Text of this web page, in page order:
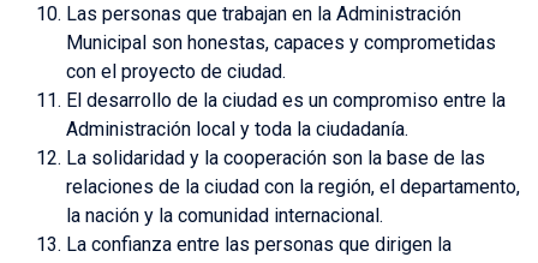
Las personas que trabajan en la Administración
Municipal son honestas, capaces y comprometidas
con el proyecto de ciudad.
El desarrollo de la ciudad es un compromiso entre la
Administración local y toda la ciudadanía.
La solidaridad y la cooperación son la base de las
relaciones de la ciudad con la región, el departamento,
la nación y la comunidad internacional.
La confianza entre las personas que dirigen la